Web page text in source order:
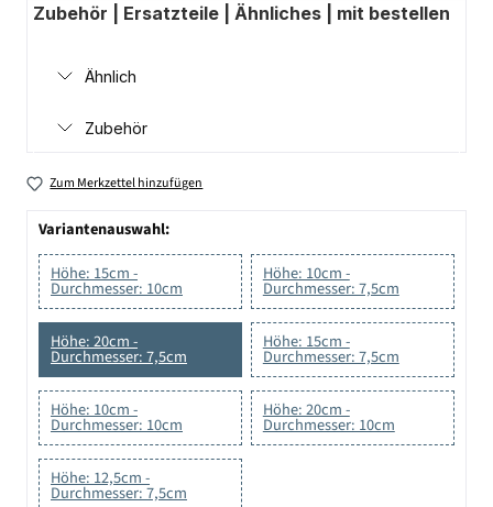
Zubehör | Ersatzteile | Ähnliches | mit bestellen
Ähnlich
Zubehör
Zum Merkzettel hinzufügen
Variantenauswahl:
Höhe: 15cm -
Durchmesser: 10cm
Höhe: 10cm -
Durchmesser: 7,5cm
Höhe: 20cm -
Durchmesser: 7,5cm
Höhe: 15cm -
Durchmesser: 7,5cm
Höhe: 10cm -
Durchmesser: 10cm
Höhe: 20cm -
Durchmesser: 10cm
Höhe: 12,5cm -
Durchmesser: 7,5cm